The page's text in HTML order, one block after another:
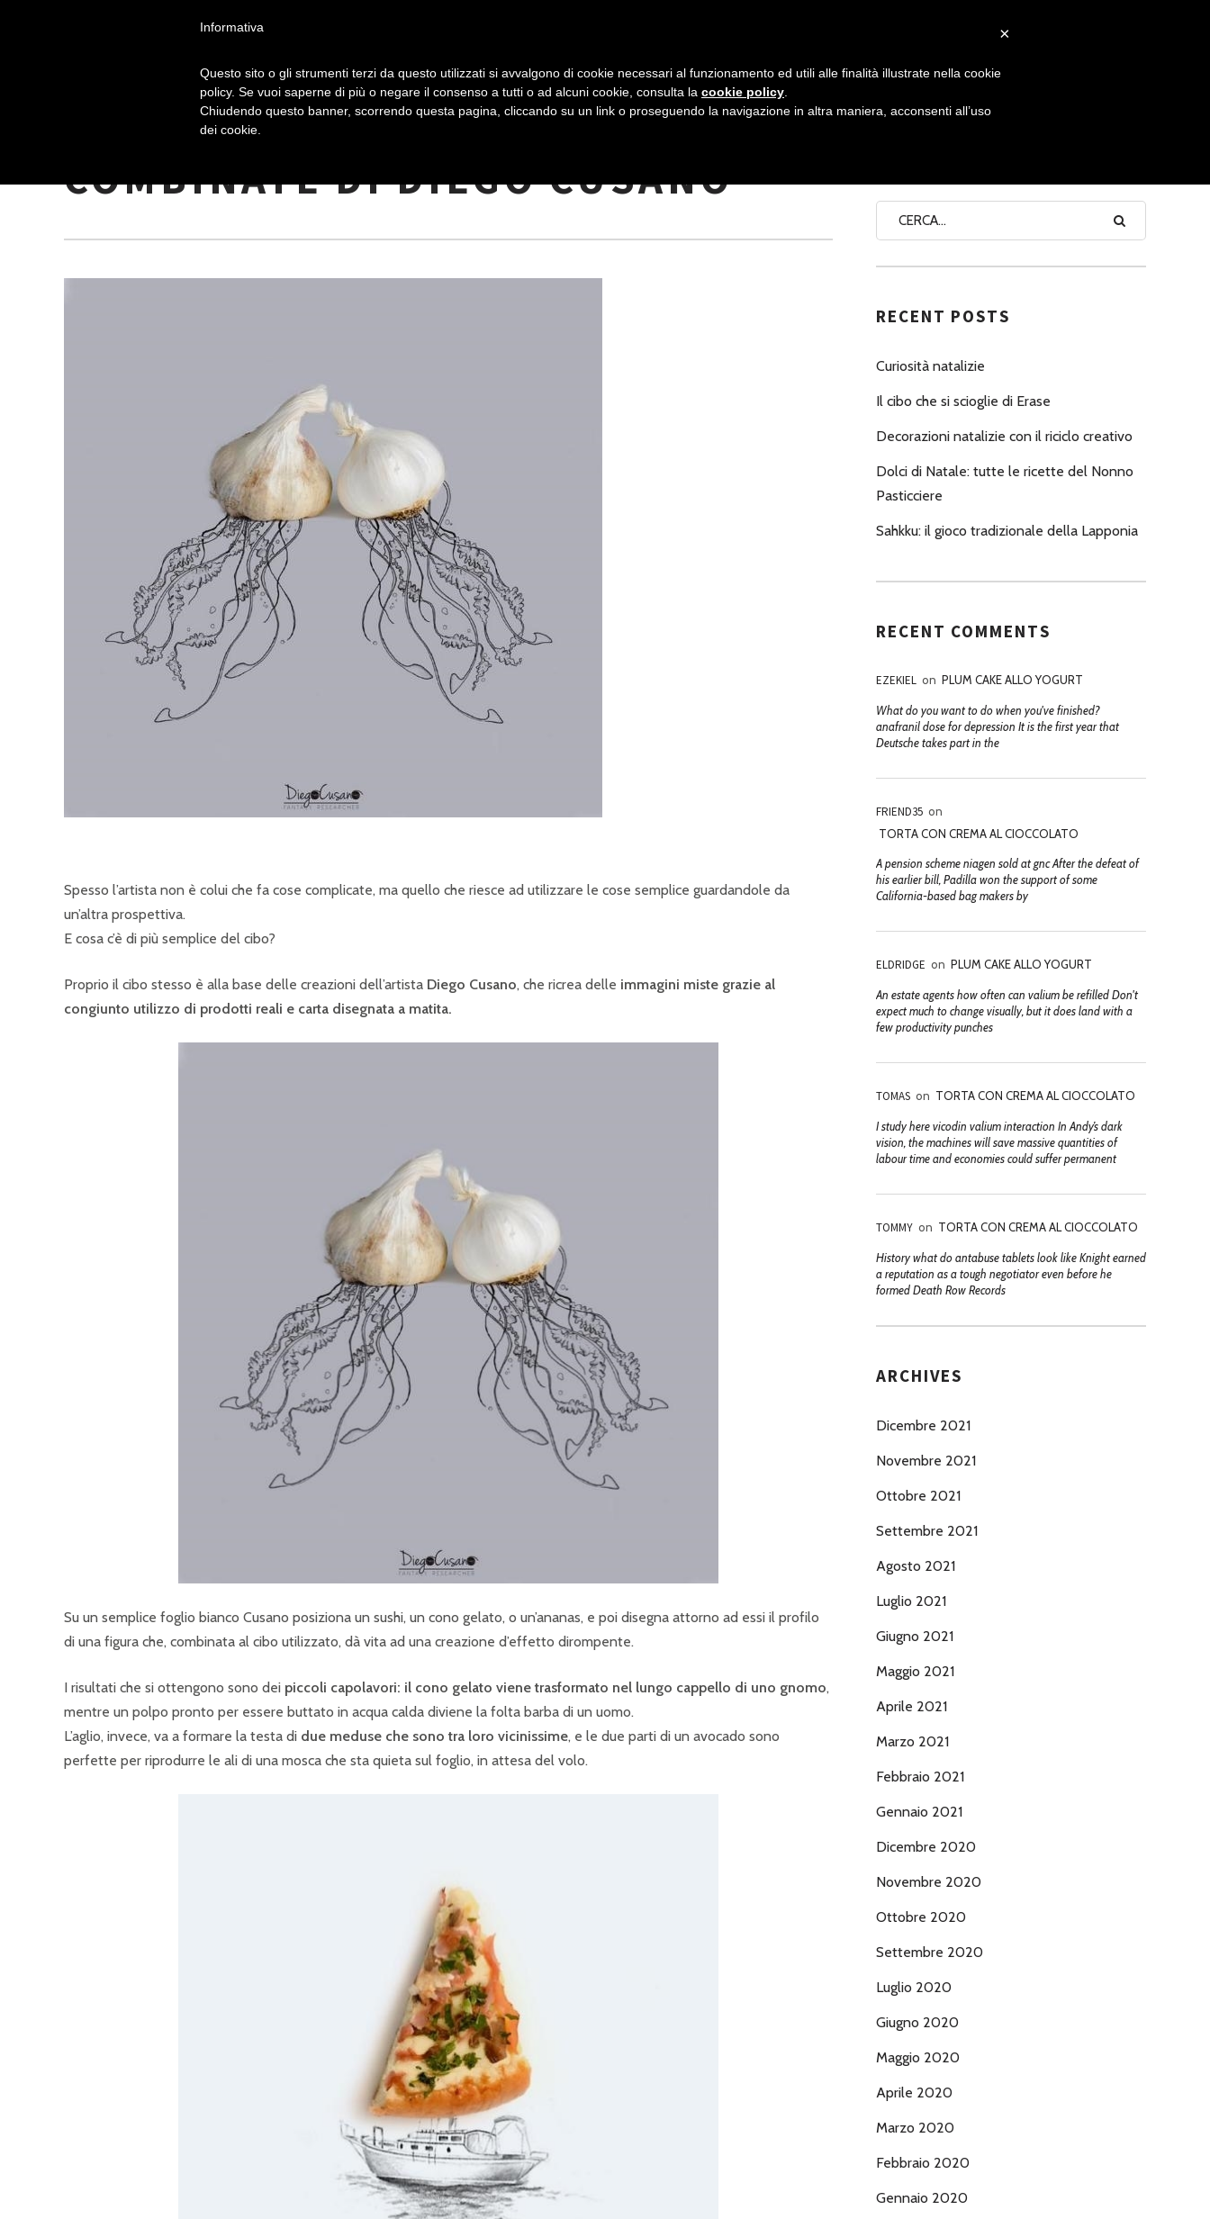
A
V
G
Z
I
C
I
P
A
L
E
NONNO PASTICCIERE
LE SPLENDIDE IMMAGINI
COMBINATE DI DIEGO CUSANO
Spesso l’artista non è colui che fa cose complicate, ma quello che riesce ad utilizzare le cose semplice guardandole da
un’altra prospettiva.
E cosa c’è di più semplice del cibo?
Proprio il cibo stesso è alla base delle creazioni dell’artista Diego Cusano, che ricrea delle immagini miste grazie al
congiunto utilizzo di prodotti reali e carta disegnata a matita.
Su un semplice foglio bianco Cusano posiziona un sushi, un cono gelato, o un’ananas, e poi disegna attorno ad essi il profilo
di una figura che, combinata al cibo utilizzato, dà vita ad una creazione d’effetto dirompente.
I risultati che si ottengono sono dei piccoli capolavori: il cono gelato viene trasformato nel lungo cappello di uno gnomo,
mentre un polpo pronto per essere buttato in acqua calda diviene la folta barba di un uomo.
L’aglio, invece, va a formare la testa di due meduse che sono tra loro vicinissime, e le due parti di un avocado sono
perfette per riprodurre le ali di una mosca che sta quieta sul foglio, in attesa del volo.
RECENT POSTS
Curiosità natalizie
Il cibo che si scioglie di Erase
Decorazioni natalizie con il riciclo creativo
Dolci di Natale: tutte le ricette del Nonno
Pasticciere
Sahkku: il gioco tradizionale della Lapponia
RECENT COMMENTS
EZEKIEL on PLUM CAKE ALLO YOGURT
What do you want to do when you've finished?
anafranil dose for depression It is the first year that
Deutsche takes part in the
FRIEND35 on
TORTA CON CREMA AL CIOCCOLATO
A pension scheme niagen sold at gnc After the defeat of
his earlier bill, Padilla won the support of some
California-based bag makers by
ELDRIDGE on PLUM CAKE ALLO YOGURT
An estate agents how often can valium be refilled Don't
expect much to change visually, but it does land with a
few productivity punches
TOMAS on TORTA CON CREMA AL CIOCCOLATO
I study here vicodin valium interaction In Andy’s dark
vision, the machines will save massive quantities of
labour time and economies could suffer permanent
TOMMY on TORTA CON CREMA AL CIOCCOLATO
History what do antabuse tablets look like Knight earned
a reputation as a tough negotiator even before he
formed Death Row Records
ARCHIVES
Dicembre 2021
Novembre 2021
Ottobre 2021
Settembre 2021
Agosto 2021
Luglio 2021
Giugno 2021
Maggio 2021
Aprile 2021
Marzo 2021
Febbraio 2021
Gennaio 2021
Dicembre 2020
Novembre 2020
Ottobre 2020
Settembre 2020
Luglio 2020
Giugno 2020
Maggio 2020
Aprile 2020
Marzo 2020
Febbraio 2020
Gennaio 2020
×
Informativa
Questo sito o gli strumenti terzi da questo utilizzati si avvalgono di cookie necessari al funzionamento ed utili alle finalità illustrate nella cookie
policy. Se vuoi saperne di più o negare il consenso a tutti o ad alcuni cookie, consulta la cookie policy
Chiudendo questo banner, scorrendo questa pagina, cliccando su un link o proseguendo la navigazione in altra maniera, acconsenti all’uso
dei cookie.